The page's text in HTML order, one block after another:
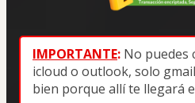
IMPORTANTE: No puedes
icloud o outlook, solo
bien porque allí te llegará